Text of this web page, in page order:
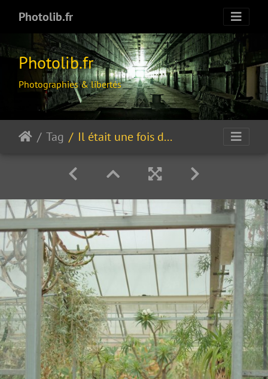
Photolib.fr
Photolib.fr
Photographies & libertés
Tag Il était une fois dans l'Ouest